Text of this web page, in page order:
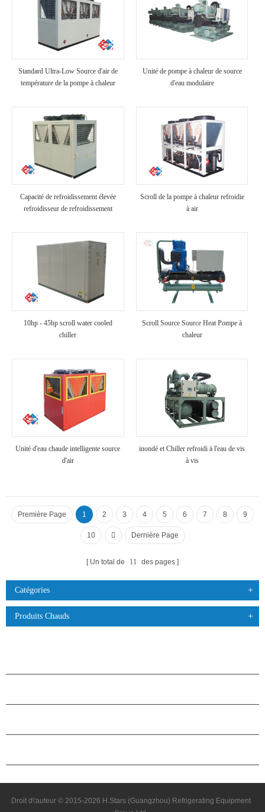
Standard Ultra-Low Source d'air de
température de la pompe à chaleur
Unité de pompe à chaleur de source
d'eau modulaire
Capacité de refroidissement élevée
refroidisseur de refroidissement
Scroll de la pompe à chaleur refroidie
à air
10hp - 45hp scroll water cooled
chiller
Scroll Source Source Heat Pompe à
chaleur
Unité d'eau chaude intelligente source
d'air
inondé et Chiller refroidi à l'eau de vis
à vis
Première Page 1 2 3 4 5 6 7 8 9
10 Dernière Page
Un total de 11 des pages
Catégories
Produits Chauds
Droit d\'auteur © 2015-2026 H.Stars (Guangzhou) Refrigerating Equipment